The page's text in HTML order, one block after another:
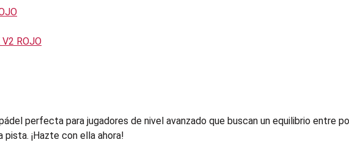
perfecta para jugadores de nivel avanzado que buscan un equilibrio entre
¡Hazte con ella ahora!